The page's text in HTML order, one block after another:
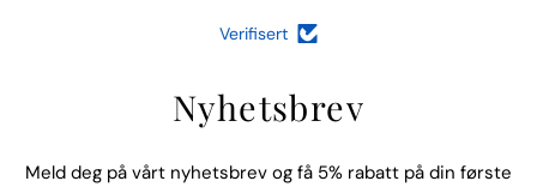
Verifisert
Nyhetsbrev
Meld deg på vårt nyhetsbrev og få 5% rabatt på din første